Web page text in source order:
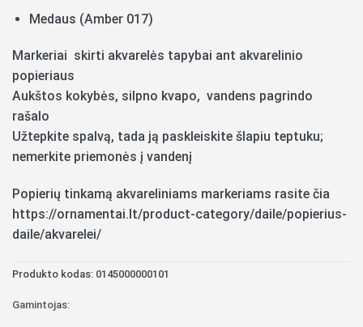
Medaus (Amber 017)
Markeriai skirti akvarelės tapybai ant akvarelinio
popieriaus
Aukštos kokybės, silpno kvapo, vandens pagrindo
rašalo
Užtepkite spalvą, tada ją paskleiskite šlapiu teptuku;
nemerkite priemonės į vandenį
Popierių tinkamą akvareliniams markeriams rasite čia
https://ornamentai.lt/product-category/daile/popierius-
daile/akvarelei/
Produkto kodas: 0145000000101
Gamintojas: